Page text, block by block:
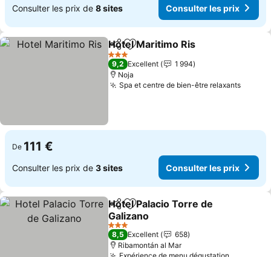
Consulter les prix de 8 sites Consulter les prix
PartagerAjouter à mes favoris
Hotel Maritimo Ris
3 Étoiles
9,2 Excellent
1 994
Noja
Spa et centre de bien-être relaxants
De 111 €
Consulter les prix de 3 sites Consulter les prix
PartagerAjouter à mes favoris
Hotel Palacio Torre de
Galizano
3 Étoiles
8,5 Excellent
658
Ribamontán al Mar